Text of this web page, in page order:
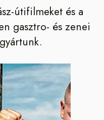
útifilmeket és a
gasztro- és zenei